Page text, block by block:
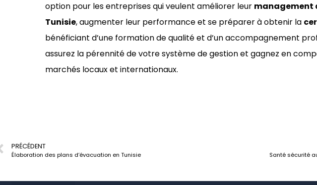
option pour les entreprises qui veulent améliorer leur management
Tunisie, augmenter leur performance et se préparer à obtenir la
bénéficiant d’une formation de qualité et d’un accompagnement
assurez la pérennité de votre système de gestion et gagnez en
marchés locaux et internationaux.
PRÉCÉDENT
Élaboration des plans d’évacuation en Tunisie Santé sécurité